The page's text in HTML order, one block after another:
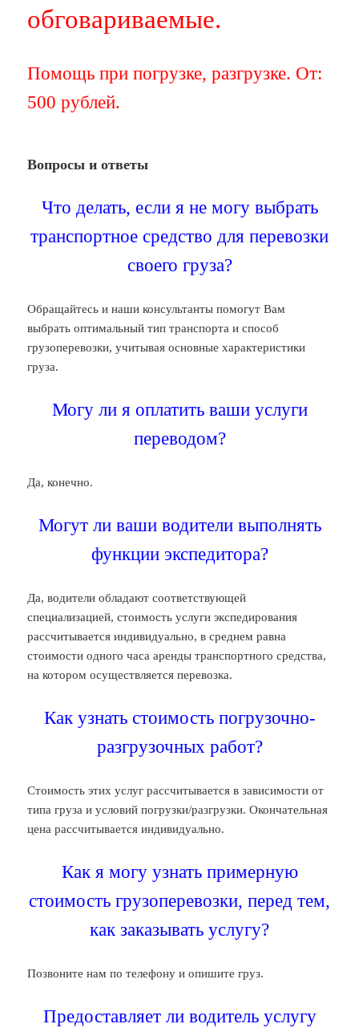
обговариваемые.
Помощь при погрузке, разгрузке. От:
500 рублей.
Вопросы и ответы
Что делать, если я не могу выбрать
транспортное средство для перевозки
своего груза?
Обращайтесь и наши консультанты помогут Вам
выбрать оптимальный тип транспорта и способ
грузоперевозки, учитывая основные характеристики
груза.
Могу ли я оплатить ваши услуги
переводом?
Да, конечно.
Могут ли ваши водители выполнять
функции экспедитора?
Да, водители обладают соответствующей
специализацией, стоимость услуги экспедирования
рассчитывается индивидуально, в среднем равна
стоимости одного часа аренды транспортного средства,
на котором осуществляется перевозка.
Как узнать стоимость погрузочно-
разгрузочных работ?
Стоимость этих услуг рассчитывается в зависимости от
типа груза и условий погрузки/разгрузки. Окончательная
цена рассчитывается индивидуально.
Как я могу узнать примерную
стоимость грузоперевозки, перед тем,
как заказывать услугу?
Позвоните нам по телефону и опишите груз.
Предоставляет ли водитель услугу